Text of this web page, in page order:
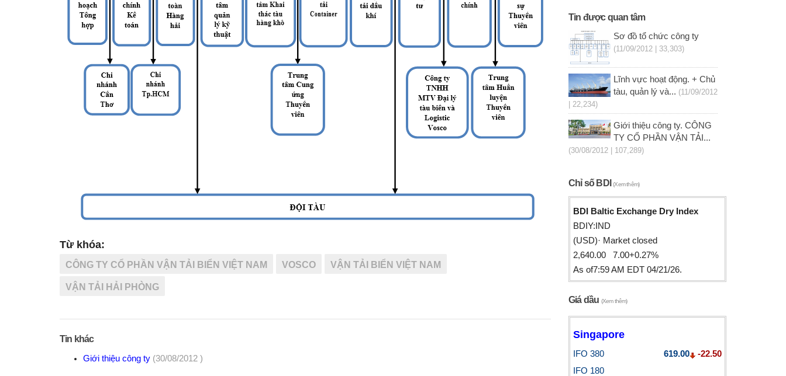
Từ khóa:
CÔNG TY CỔ PHẦN VẬN TẢI BIỂN VIỆT NAM VOSCO VẬN TẢI BIỂN VIỆT NAM
VẬN TẢI HẢI PHÒNG
Tin khác
Giới thiệu công ty (30/08/2012 )
Tin được quan tâm
Sơ đồ tổ chức công ty
(11/09/2012 | 33,303)
Lĩnh vực hoạt động. + Chủ
tàu, quản lý và... (11/09/2012
| 22,234)
Giới thiệu công ty. CÔNG
TY CỔ PHẦN VẬN TẢI...
(30/08/2012 | 107,289)
Chỉ số BDI(Xem thêm)
BDI Baltic Exchange Dry Index
BDIY:IND
(USD)· Market closed
2,640.00 7.00+0.27%
As of7:59 AM EDT 04/21/26.
Giá dầu (Xem thêm)
Singapore
IFO 380 619.00
-22.50
IFO 180